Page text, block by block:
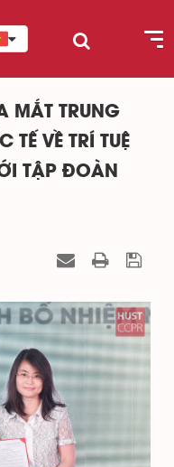
MẮT TRUNG
TẾ VỀ TRÍ TUỆ
TẬP ĐOÀN